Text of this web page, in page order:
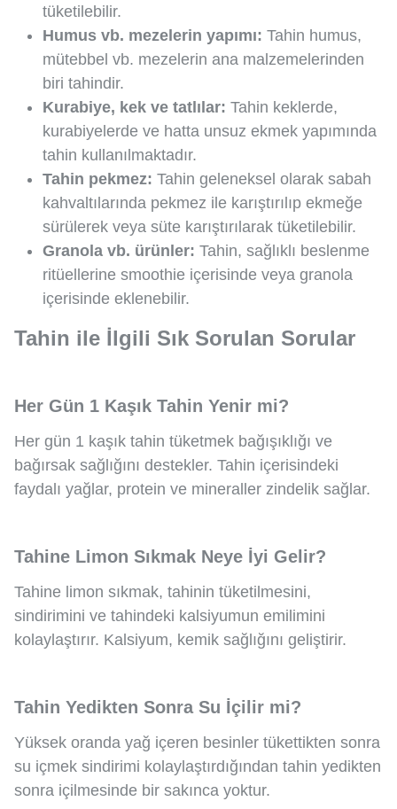
tüketilebilir.
Humus vb. mezelerin yapımı: Tahin humus,
mütebbel vb. mezelerin ana malzemelerinden
biri tahindir.
Kurabiye, kek ve tatlılar: Tahin keklerde,
kurabiyelerde ve hatta unsuz ekmek yapımında
tahin kullanılmaktadır.
Tahin pekmez: Tahin geleneksel olarak sabah
kahvaltılarında pekmez ile karıştırılıp ekmeğe
sürülerek veya süte karıştırılarak tüketilebilir.
Granola vb. ürünler: Tahin, sağlıklı beslenme
ritüellerine smoothie içerisinde veya granola
içerisinde eklenebilir.
Tahin ile İlgili Sık Sorulan Sorular
Her Gün 1 Kaşık Tahin Yenir mi?
Her gün 1 kaşık tahin tüketmek bağışıklığı ve
bağırsak sağlığını destekler. Tahin içerisindeki
faydalı yağlar, protein ve mineraller zindelik sağlar.
Tahine Limon Sıkmak Neye İyi Gelir?
Tahine limon sıkmak, tahinin tüketilmesini,
sindirimini ve tahindeki kalsiyumun emilimini
kolaylaştırır. Kalsiyum, kemik sağlığını geliştirir.
Tahin Yedikten Sonra Su İçilir mi?
Yüksek oranda yağ içeren besinler tükettikten sonra
su içmek sindirimi kolaylaştırdığından tahin yedikten
sonra içilmesinde bir sakınca yoktur.